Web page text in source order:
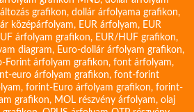
grafikon, dollár árfolyama grafikon,
középárfolyam, EUR árfolyam, EUR
árfolyam grafikon, EUR/HUF grafikon,
diagram, Euro-dollár árfolyam grafikon,
Forint árfolyam grafikon, font árfolyam,
euro árfolyam grafikon, font-forint
, forint-Euro árfolyam grafikon, forint-
grafikon, MOL részvény árfolyam, olaj